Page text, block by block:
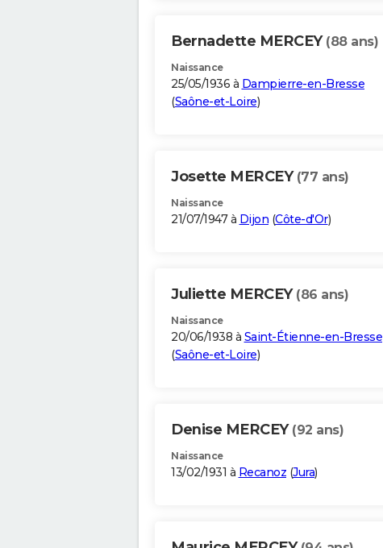
Bernadette MERCEY (88 ans)
Naissance
25/05/1936 à Dampierre-en-Bresse
(Saône-et-Loire)
Josette MERCEY (77 ans)
Naissance
21/07/1947 à Dijon (Côte-d'Or)
Juliette MERCEY (86 ans)
Naissance
20/06/1938 à Saint-Étienne-en-Bresse
(Saône-et-Loire)
Denise MERCEY (92 ans)
Naissance
13/02/1931 à Recanoz (Jura)